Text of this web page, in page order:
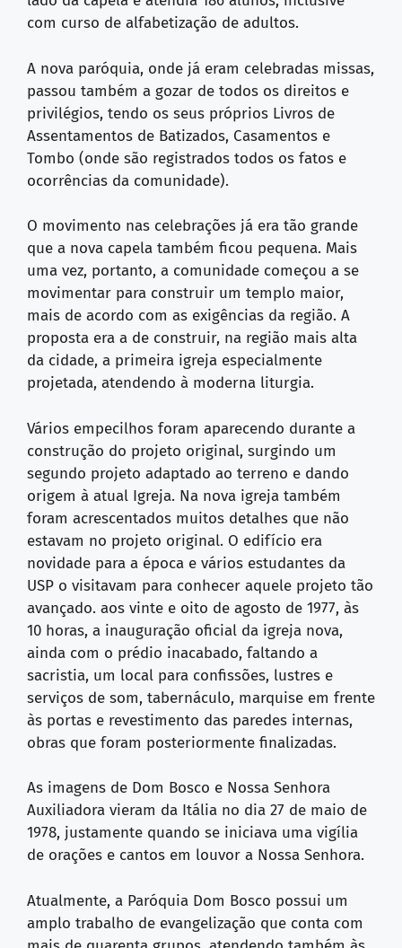
com curso de alfabetização de adultos.
A nova paróquia, onde já eram celebradas missas,
passou também a gozar de todos os direitos e
privilégios, tendo os seus próprios Livros de
Assentamentos de Batizados, Casamentos e
Tombo (onde são registrados todos os fatos e
ocorrências da comunidade).
O movimento nas celebrações já era tão grande
que a nova capela também ficou pequena. Mais
uma vez, portanto, a comunidade começou a se
movimentar para construir um templo maior,
mais de acordo com as exigências da região. A
proposta era a de construir, na região mais alta
da cidade, a primeira igreja especialmente
projetada, atendendo à moderna liturgia.
Vários empecilhos foram aparecendo durante a
construção do projeto original, surgindo um
segundo projeto adaptado ao terreno e dando
origem à atual Igreja. Na nova igreja também
foram acrescentados muitos detalhes que não
estavam no projeto original. O edifício era
novidade para a época e vários estudantes da
USP o visitavam para conhecer aquele projeto tão
avançado. aos vinte e oito de agosto de 1977, às
10 horas, a inauguração oficial da igreja nova,
ainda com o prédio inacabado, faltando a
sacristia, um local para confissões, lustres e
serviços de som, tabernáculo, marquise em frente
às portas e revestimento das paredes internas,
obras que foram posteriormente finalizadas.
As imagens de Dom Bosco e Nossa Senhora
Auxiliadora vieram da Itália no dia 27 de maio de
1978, justamente quando se iniciava uma vigília
de orações e cantos em louvor a Nossa Senhora.
Atualmente, a Paróquia Dom Bosco possui um
amplo trabalho de evangelização que conta com